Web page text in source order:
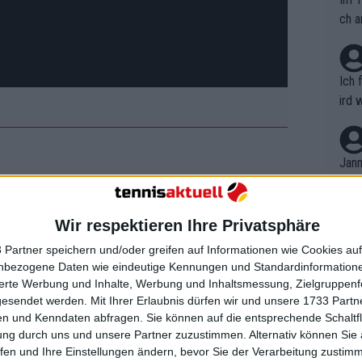
Wir respektieren Ihre Privatsphäre
Partner speichern und/oder greifen auf Informationen wie Cookies
Daten wie eindeutige Kennungen und
Werbung und Inhalte, Werbung und Inhaltsmessung,
werden. Mit Ihrer Erlaubnis dürfen wir und unsere 1733
und Kenndaten abfragen. Sie können auf die entsprechende
durch uns und unsere Partner zuzustimmen. Alternativ können Sie
und Ihre Einstellungen ändern, bevor Sie der Verarbeitung
volles Risiko, um die Oberhand zu
breakte zum 3:2, nachdem Musetti
halten.
Moment ist es ziemlich schlimm“,
Morgen mit Verspätung des Flugs
schon im Krankenhaus. Es geht
ch
Ich
ird
r in
em
t,
B.
on
n
nt.